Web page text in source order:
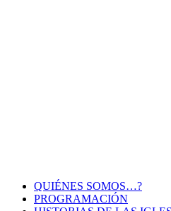
QUIÉNES SOMOS…?
PROGRAMACIÓN